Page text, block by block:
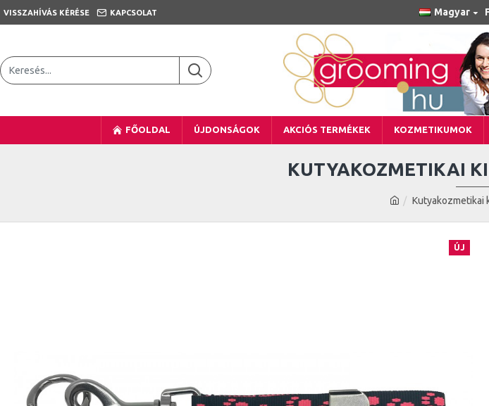
VISSZAHÍVÁS KÉRÉSE KAPCSOLAT Magyar
FŐOLDAL ÚJDONSÁGOK AKCIÓS TERMÉKEK KOZMETIKUMOK
Kutyakozmetikai
KUTYAKOZMETIKAI
ÚJ